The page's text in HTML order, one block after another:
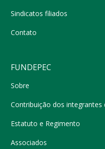
Sindicatos filiados
Contato
FUNDEPEC
Sobre
Contribuição dos integrantes
Estatuto e Regimento
Associados